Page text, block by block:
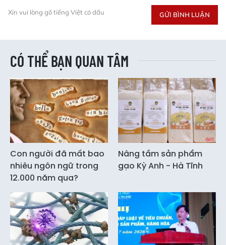
Xin vui lòng gõ tiếng Việt có dấu GỬI BÌNH LUẬN
CÓ THỂ BẠN QUAN TÂM
Con người đã mất bao
nhiêu ngôn ngữ trong
12.000 năm qua?
Nâng tầm sản phẩm
gạo Kỳ Anh - Hà Tĩnh